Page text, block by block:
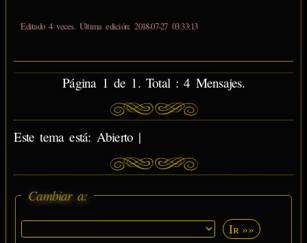
Editado 4 veces. Última edición: 2018-07-27 03:33:13
Página 1 de 1. Total : 4 Mensajes.
Este tema está: Abierto |
Cambiar a:
Ir »»